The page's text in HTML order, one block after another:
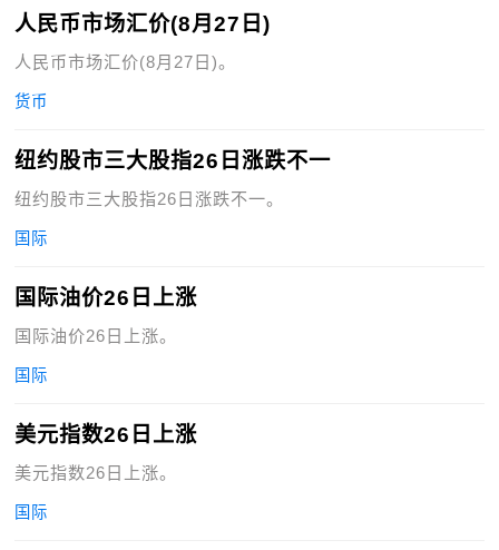
人民币市场汇价(8月27日)
人民币市场汇价(8月27日)。
货币
纽约股市三大股指26日涨跌不一
纽约股市三大股指26日涨跌不一。
国际
国际油价26日上涨
国际油价26日上涨。
国际
美元指数26日上涨
美元指数26日上涨。
国际